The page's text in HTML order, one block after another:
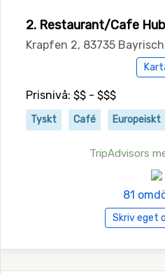
2. Restaurant/Cafe
Krapfen 2, 83735
Prisnivå: $$ - $$$
Tyskt Café Europeiskt
TripAdvisors
81
Skriv eget